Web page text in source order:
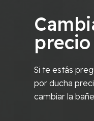
precio
Si te estás
por ducha
cambiar la